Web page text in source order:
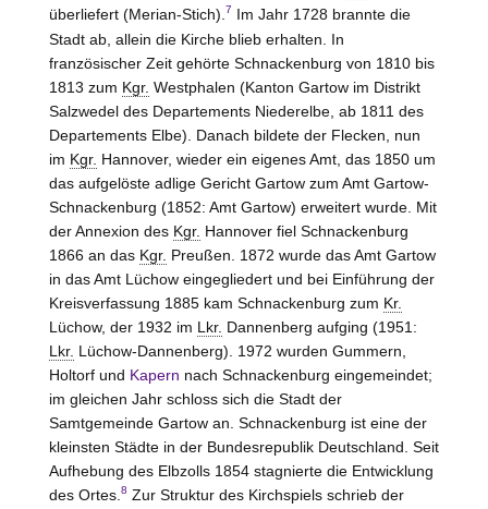
überliefert (Merian-Stich). 7 Im Jahr 1728 brannte die
Stadt ab, allein die Kirche blieb erhalten. In
französischer Zeit gehörte Schnackenburg von 1810 bis
1813 zum Kgr. Westphalen (Kanton Gartow im Distrikt
Salzwedeldes Departements Niederelbe, ab 1811 des
Departements Elbe). Danach bildete der Flecken, nun
im Kgr. Hannover, wieder ein eigenes Amt, das 1850 um
das aufgelöste adlige Gericht Gartowzum Amt Gartow-
Schnackenburg (1852: Amt Gartow) erweitert wurde. Mit
der Annexion des Kgr. Hannoverfiel Schnackenburg
1866 an das Kgr. Preußen. 1872 wurde das Amt Gartow
in das Amt Lüchoweingegliedert und bei Einführung der
Kreisverfassung 1885 kam Schnackenburg zum Kr.
Lüchow, der 1932 im Lkr. Dannenberg aufging (1951:
Lkr. Lüchow-Dannenberg). 1972 wurden Gummern,
Holtorf und Kapern nach Schnackenburg eingemeindet;
im gleichen Jahr schloss sich die Stadt der
Samtgemeinde Gartowan. Schnackenburg ist eine der
kleinsten Städte in der Bundesrepublik Deutschland. Seit
Aufhebung des Elbzolls 1854 stagnierte die Entwicklung
des Ortes. 8 Zur Struktur des Kirchspiels schrieb der